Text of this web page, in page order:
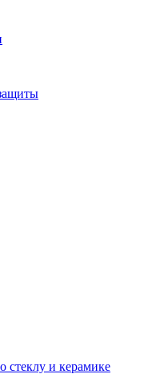
стеклу и керамике